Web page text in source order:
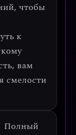
чтобы
к
вам
смелости
Полный